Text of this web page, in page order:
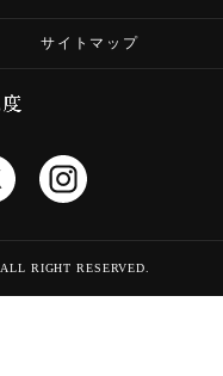
サイトマップ
ALL RIGHT RESERVED.